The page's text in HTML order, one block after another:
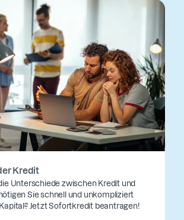
Kredit
Unterschiede zwischen Kredit und
Sie schnell und unkompliziert
Jetzt Sofortkredit beantragen!